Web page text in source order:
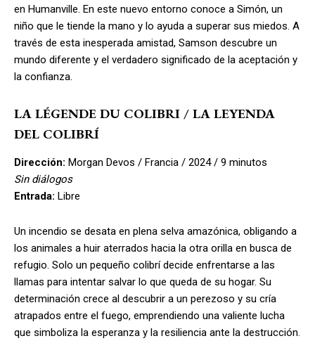
en Humanville. En este nuevo entorno conoce a Simón, un
niño que le tiende la mano y lo ayuda a superar sus miedos. A
través de esta inesperada amistad, Samson descubre un
mundo diferente y el verdadero significado de la aceptación y
la confianza.
LA LÉGENDE DU COLIBRI / LA LEYENDA
DEL COLIBRÍ
Dirección: Morgan Devos / Francia / 2024 / 9 minutos
Sin diálogos
Entrada: Libre
Un incendio se desata en plena selva amazónica, obligando a
los animales a huir aterrados hacia la otra orilla en busca de
refugio. Solo un pequeño colibrí decide enfrentarse a las
llamas para intentar salvar lo que queda de su hogar. Su
determinación crece al descubrir a un perezoso y su cría
atrapados entre el fuego, emprendiendo una valiente lucha
que simboliza la esperanza y la resiliencia ante la destrucción.